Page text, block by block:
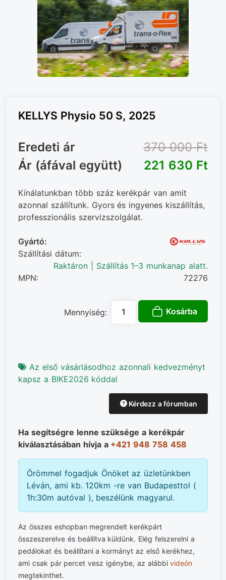
KELLYS Physio 50 S, 2025
Eredeti ár
370 000 Ft‎
Ár (áfával együtt)
221 630 Ft‎
Kínálatunkban több száz kerékpár van amit
azonnal szállítunk. Gyors és ingyenes kiszállítás,
professzionális szervizszolgálat.
Gyártó:
Szállítási dátum:
Raktáron | Szállítás 1–3 munkanap alatt.
MPN:
72276
Mennyiség: Kosárba
Az első vásárlásodhoz azonnali kedvezményt
kapsz a BIKE2026 kóddal
Kérdezz a fórumban
Ha segítségre lenne szüksége a kerékpár
kiválasztásában hívja a +421 948 758 458
Örömmel fogadjuk Önöket az üzletünkben
Léván, ami kb. 120km -re van Budapesttol (
1h:30m autóval ), beszélünk magyarul.
Az összes eshopban megrendelt kerékpárt
összeszerelve és beállítva küldünk. Elég felszerelni a
pedálokat és beállítani a kormányt az első kerékhez,
ami csak pár percet vesz igénybe, az alábbivideón
megtekinthet.